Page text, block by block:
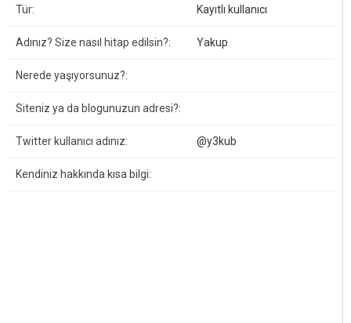
Tür: Kayıtlı kullanıcı
Adınız? Size nasıl hitap edilsin?: Yakup
Nerede yaşıyorsunuz?:
Siteniz ya da blogunuzun adresi?:
Twitter kullanıcı adınız: @y3kub
Kendiniz hakkında kısa bilgi: